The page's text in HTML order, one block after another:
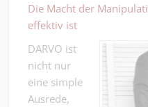
Die Macht der
effektiv ist
DARVO ist
nicht nur
eine simple
Ausrede,